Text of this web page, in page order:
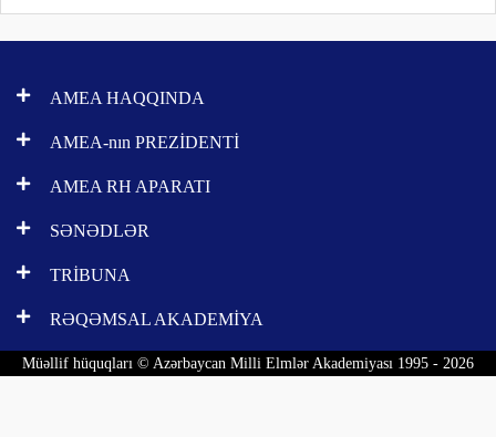
AMEA HAQQINDA
AMEA-nın PREZİDENTİ
AMEA RH APARATI
SƏNƏDLƏR
TRİBUNA
RƏQƏMSAL AKADEMİYA
Müəllif hüquqları © Azərbaycan Milli Elmlər Akademiyası 1995 - 2026